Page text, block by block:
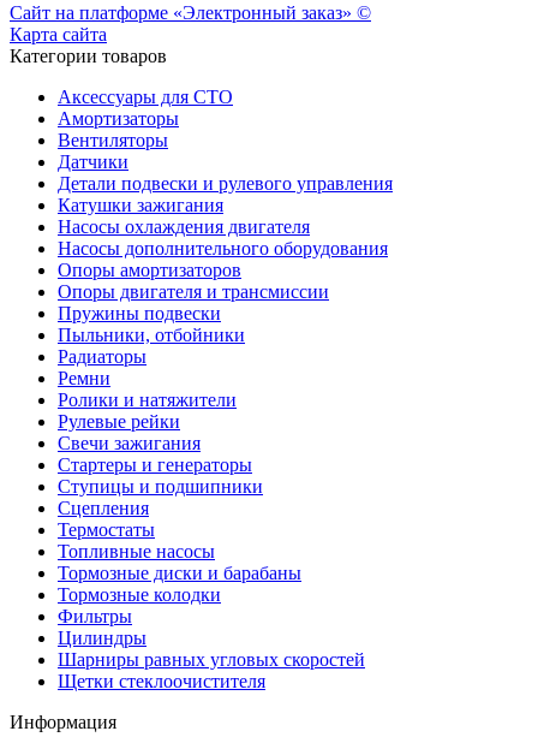
Сайт на платформе «Электронный заказ» ©
Карта сайта
Категории товаров
Аксессуары для СТО
Амортизаторы
Вентиляторы
Датчики
Детали подвески и рулевого управления
Катушки зажигания
Насосы охлаждения двигателя
Насосы дополнительного оборудования
Опоры амортизаторов
Опоры двигателя и трансмиссии
Пружины подвески
Пыльники, отбойники
Радиаторы
Ремни
Ролики и натяжители
Рулевые рейки
Свечи зажигания
Стартеры и генераторы
Ступицы и подшипники
Сцепления
Термостаты
Топливные насосы
Тормозные диски и барабаны
Тормозные колодки
Фильтры
Цилиндры
Шарниры равных угловых скоростей
Щетки стеклоочистителя
Информация